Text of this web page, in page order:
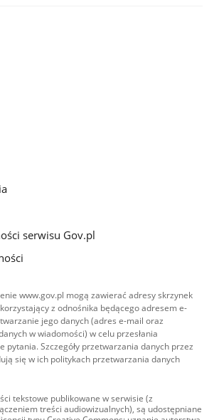
serwisu Gov.pl
www.gov.pl mogą zawierać adresy skrzynek
z odnośnika będącego adresem e-
jego danych (adres e-mail oraz
w wiadomości) w celu przesłania
pytania. Szczegóły przetwarzania danych przez
się w ich politykach przetwarzania danych
tekstowe publikowane w serwisie (z
treści audiowizualnych), są udostępniane